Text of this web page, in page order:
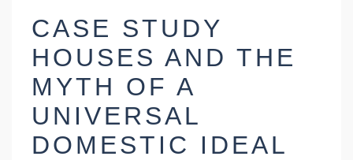
CASE STUDY
HOUSES AND THE
MYTH OF A
UNIVERSAL
DOMESTIC IDEAL